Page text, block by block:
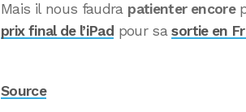
Mais il nous faudra patienter encore
prix final de l’iPad pour sasortie en
Source